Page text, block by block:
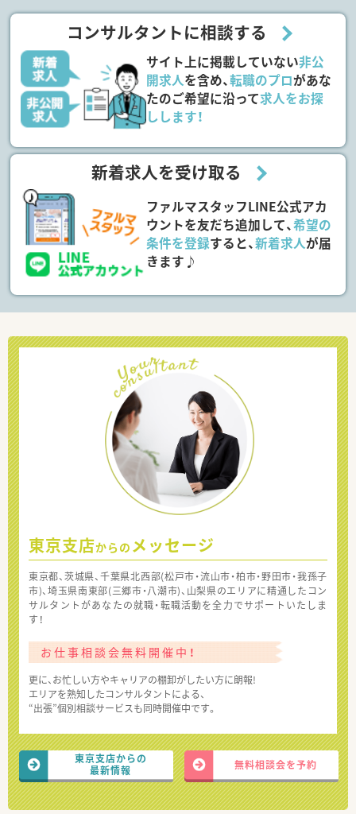
コンサルタントに相談する
サイト上に掲載していない非公
開求人を含め、転職のプロがあな
たのご希望に沿って求人をお探
しします！
新着求人を受け取る
ファルマスタッフLINE公式アカ
ウントを友だち追加して、希望の
条件を登録すると、新着求人が届
きます♪
東京支店からの メッセージ
東京都、茨城県、千葉県北西部(松戸市・流山市・柏市・野田市・我孫子
市)、埼玉県南東部(三郷市・八潮市)、山梨県のエリアに精通したコン
サルタントがあなたの就職・転職活動を全力でサポートいたしま
す！
お仕事相談会無料開催中！
更に、お忙しい方やキャリアの棚卸がしたい方に朗報!
エリアを熟知したコンサルタントによる、
“出張”個別相談サービスも同時開催中です。
東京支店からの
最新情報
無料相談会を予約